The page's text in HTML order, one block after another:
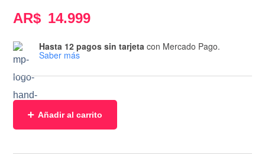
AR$ 14.999
Hasta 12 pagos sin tarjeta con Mercado Pago.
Saber más
Añadir al carrito